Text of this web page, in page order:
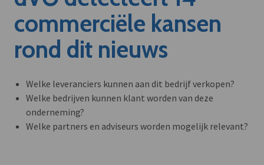
commerciële kansen
rond dit nieuws
Welke leveranciers kunnen aan dit bedrijf verkopen?
Welke bedrijven kunnen klant worden van deze
onderneming?
Welke partners en adviseurs worden mogelijk relevant?